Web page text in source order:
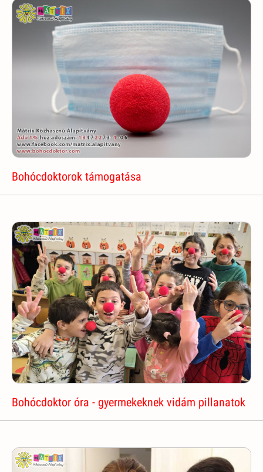
Bohócdoktorok támogatása
Bohócdoktor óra - gyermekeknek vidám pillanatok